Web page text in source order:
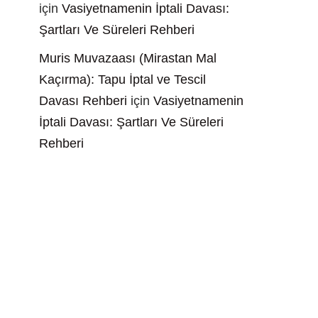
için Vasiyetnamenin İptali Davası:
Şartları Ve Süreleri Rehberi
Muris Muvazaası (Mirastan Mal
Kaçırma): Tapu İptal ve Tescil
Davası Rehberi için Vasiyetnamenin
İptali Davası: Şartları Ve Süreleri
Rehberi